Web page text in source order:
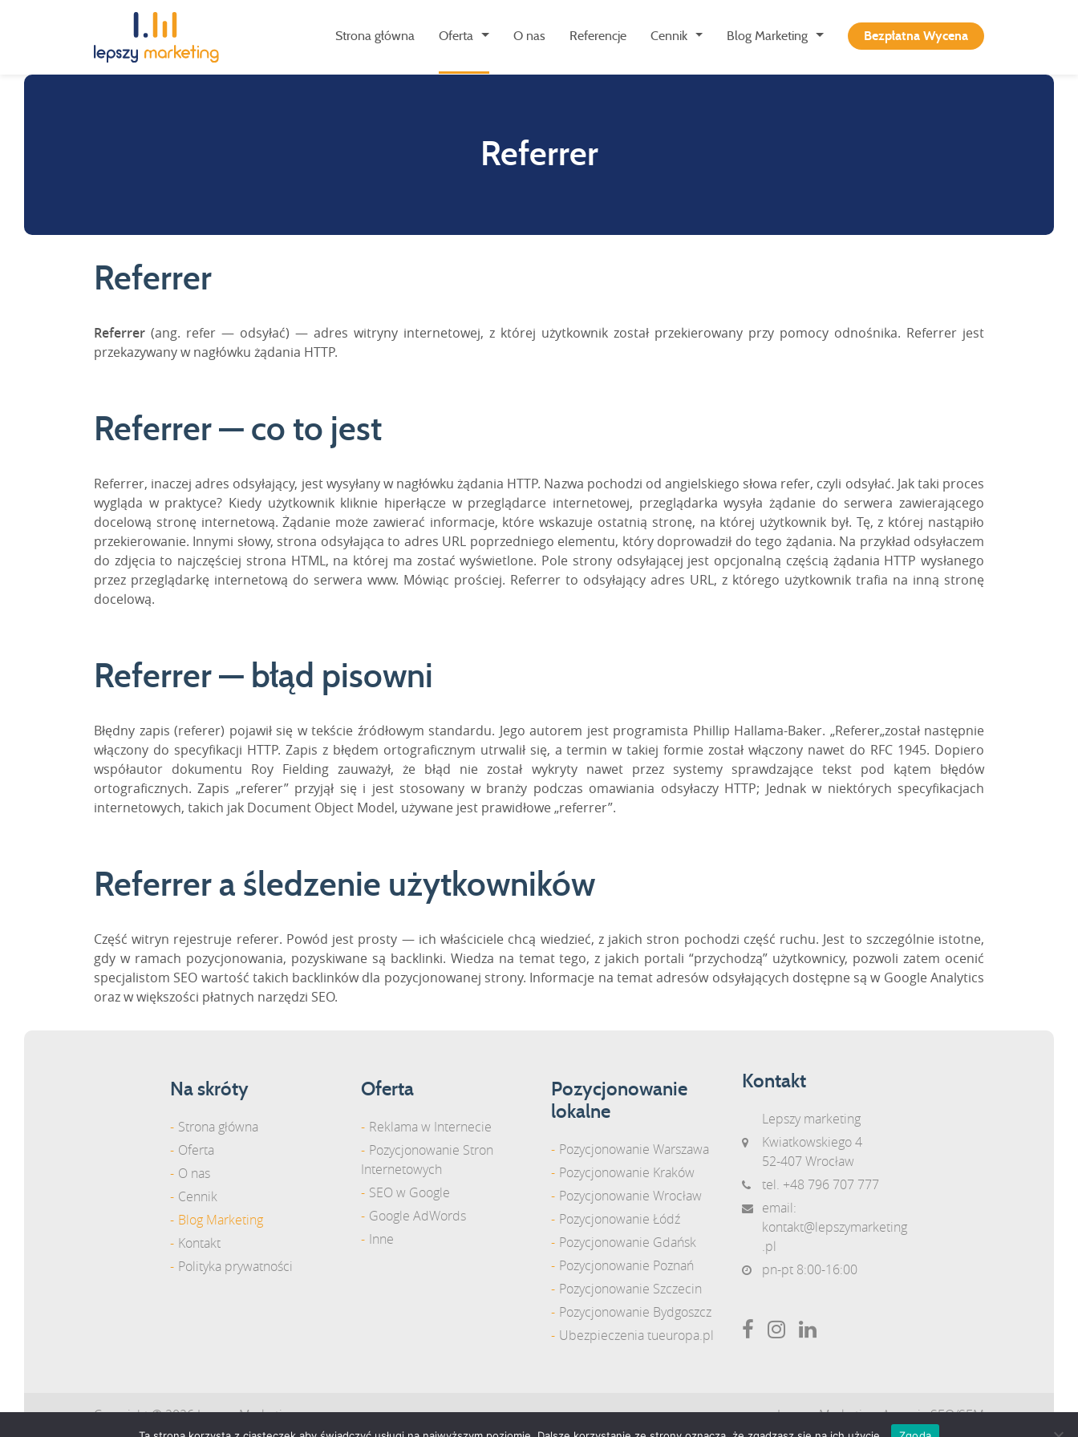
Strona główna Oferta O nas Referencje Cennik Blog Marketing Bezpłatna Wycena
Referrer
Referrer
Referrer (ang. refer — odsyłać) — adres witryny internetowej, z której użytkownik został przekierowany przy pomocy odnośnika. Referrer jest
przekazywany w nagłówku żądania HTTP.
Referrer — co to jest
Referrer, inaczej adres odsyłający, jest wysyłany w nagłówku żądania HTTP. Nazwa pochodzi od angielskiego słowa refer, czyli odsyłać. Jak taki proces
wygląda w praktyce? Kiedy użytkownik kliknie hiperłącze w przeglądarce internetowej, przeglądarka wysyła żądanie do serwera zawierającego
docelową stronę internetową. Żądanie może zawierać informacje, które wskazuje ostatnią stronę, na której użytkownik był. Tę, z której nastąpiło
przekierowanie. Innymi słowy, strona odsyłająca to adres URL poprzedniego elementu, który doprowadził do tego żądania. Na przykład odsyłaczem
do zdjęcia to najczęściej strona HTML, na której ma zostać wyświetlone. Pole strony odsyłającej jest opcjonalną częścią żądania HTTP wysłanego
przez przeglądarkę internetową do serwera www. Mówiąc prościej. Referrer to odsyłający adres URL, z którego użytkownik trafia na inną stronę
docelową.
Referrer — błąd pisowni
Błędny zapis (referer) pojawił się w tekście źródłowym standardu. Jego autorem jest programista Phillip Hallama-Baker. „Referer„został następnie
włączony do specyfikacji HTTP. Zapis z błędem ortograficznym utrwalił się, a termin w takiej formie został włączony nawet do RFC 1945. Dopiero
współautor dokumentu Roy Fielding zauważył, że błąd nie został wykryty nawet przez systemy sprawdzające tekst pod kątem błędów
ortograficznych. Zapis „referer” przyjął się i jest stosowany w branży podczas omawiania odsyłaczy HTTP; Jednak w niektórych specyfikacjach
internetowych, takich jak Document Object Model, używane jest prawidłowe „referrer”.
Referrer a śledzenie użytkowników
Część witryn rejestruje referer. Powód jest prosty — ich właściciele chcą wiedzieć, z jakich stron pochodzi część ruchu. Jest to szczególnie istotne,
gdy w ramach pozycjonowania, pozyskiwane są backlinki. Wiedza na temat tego, z jakich portali“przychodzą” użytkownicy, pozwoli zatem ocenić
specjalistom SEO wartość takich backlinkówdla pozycjonowanej strony. Informacje na temat adresów odsyłających dostępne są w GoogleAnalytics
oraz w większości płatnych narzędzi SEO.
Na skróty
Strona główna
Oferta
O nas
Cennik
Blog Marketing
Kontakt
Polityka prywatności
Oferta
Reklama w Internecie
Pozycjonowanie Stron
Internetowych
SEO w Google
Google AdWords
Inne
Pozycjonowanie
lokalne
Pozycjonowanie Warszawa
Pozycjonowanie Kraków
Pozycjonowanie Wrocław
Pozycjonowanie Łódź
Pozycjonowanie Gdańsk
Pozycjonowanie Poznań
Pozycjonowanie Szczecin
Pozycjonowanie Bydgoszcz
Ubezpieczenia tueuropa.pl
Kontakt
Lepszy marketing
Kwiatkowskiego 4
52-407 Wrocław
tel. +48 796 707 777
email:
kontakt@lepszymarketing
.pl
pn-pt 8:00-16:00
Copyright © 2026 Lepszy Marketing Lepszy Marketing:Agencja SEO/SEM